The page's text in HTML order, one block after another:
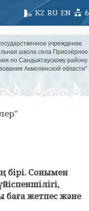
EN
RU
KZ
учреждение
школа села Приозёрное
по Сандыктаускому району
Акмолинской области"
бірі. Сонымен
баға жетпес және